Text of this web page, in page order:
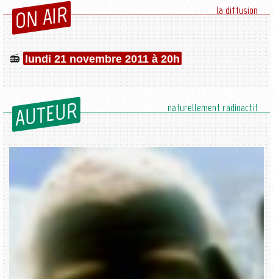
ON AIR la diffusion
lundi 21 novembre 2011 à 20h
AUTEUR naturellement radioactif